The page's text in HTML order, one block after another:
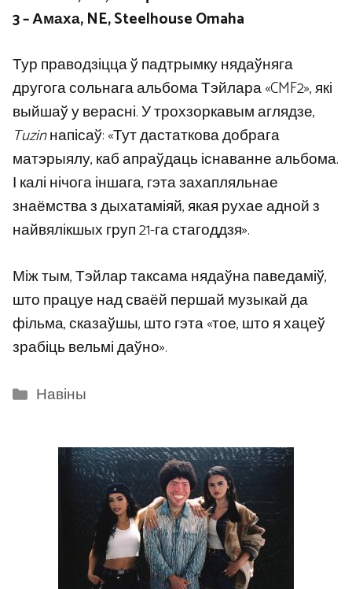
3 – Амаха, NE, Steelhouse Omaha
Тур праводзіцца ў падтрымку нядаўняга
другога сольнага альбома Тэйлара «CMF2», які
выйшаў у верасні. У трохзоркавым аглядзе,
Tuzinнапісаў: «Тут дастаткова добрага
матэрыялу, каб апраўдаць існаванне альбома.
І калі нічога іншага, гэта захапляльнае
знаёмства з дыхатаміяй, якая рухае адной з
найвялікшых груп 21-га стагоддзя».
Між тым, Тэйлар таксама нядаўна паведаміў,
што працуе над сваёй першай музыкай да
фільма, сказаўшы, што гэта «тое, што я хацеў
зрабіць вельмі даўно».
Categories
Навіны